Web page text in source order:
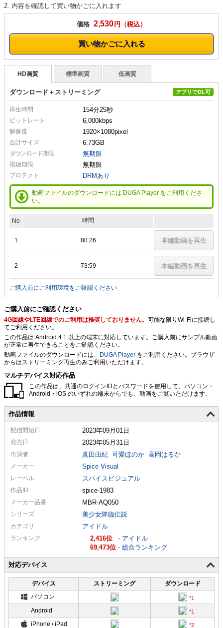
2. 内容を確認して買い物かごに入れます
価格 2,530 円
買い物かごに入れる
HD画質 標準画質 低画質
ダウンロード＋ストリーミング アプリでDL可
再生時間 154分25秒
ビットレート 6,000kbps
解像度 1920×1080pixel
合計サイズ 6.73GB
ダウンロード期限 無期限
視聴期限 無期限
プロテクト DRMあり
動画ファイルのダウンロードには DUGA Player をご利用くださ
い。
No 時間
1 80:26 本編動画を再生
2 73:59 本編動画を再生
ご購入前にご利用環境をご確認ください
ご購入前にご確認ください
4G回線やLTE回線でのご利用は推奨しておりません。 可能な限りWi-Fiに接続し
てご利用ください。
この作品は Android 4.1 以上の端末に対応しています。ご購入前にサンプル動画
が正常に再生できることをご確認ください。
動画ファイルのダウンロードには、 DUGA Player をご利用ください。ブラウザ
からはストリーミング再生のみご利用いただけます。
マルチデバイス対応作品
この作品は、共通のログインIDとパスワードを使用して、パソコン・
Android・iOS のいずれの端末からでも、動画をご覧いただけます。
作品情報
配信開始日 2023年09月01日
発売日 2023年05月31日
出演者 真田由紀 可愛ほのか 高岡はるか
メーカー Spice Visual
レーベル スパイスビジュアル
作品ID spice-1983
メーカー品番 MBR-AQ050
シリーズ 美少女降臨伝説
カテゴリ アイドル
ランキング 2,416 - アイドル
69,473
- 総合ランキング
対応デバイス
デバイス ストリーミング
ダウンロード
パソコン
Android
iPhone / iPad